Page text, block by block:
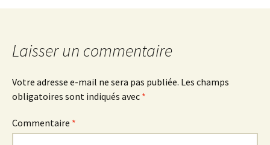
Laisser un commentaire
Votre adresse e-mail ne sera pas publiée. Les champs
obligatoires sont indiqués avec *
Commentaire *